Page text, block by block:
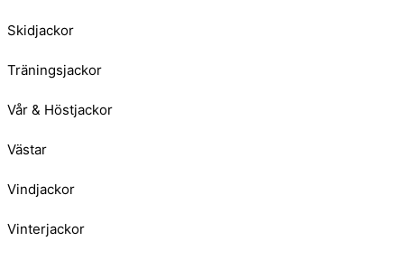
Skidjackor
Träningsjackor
Vår & Höstjackor
Västar
Vindjackor
Vinterjackor